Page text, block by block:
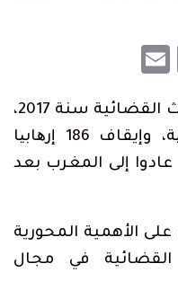
Print
تمكن المكتب المركزي للأبحاث القضائية سنة 2017،
من تفکیك تسع خلايا إرھابیة، وإيقاف 186 إرھابیا
20 شخصا عادوا إلى المغرب بعد
الأهمية المحورية
القضائية في مجال